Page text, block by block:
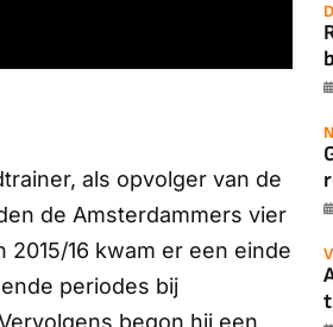
als opvolger van de
de Amsterdammers vier
16 kwam er een einde
periodes bij
begon hij een